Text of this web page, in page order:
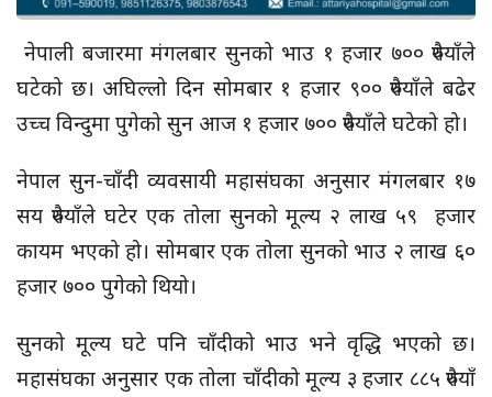
नेपाली बजारमा मंगलबार सुनको भाउ १ हजार ७०० रुपैयाँले
घटेको छ। अघिल्लो दिन सोमबार १ हजार ९०० रुपैयाँले बढेर
उच्च विन्दुमा पुगेको सुन आज १ हजार ७०० रुपैयाँले घटेको हो।
नेपाल सुन-चाँदी व्यवसायी महासंघका अनुसार मंगलबार १७
सय रुपैयाँले घटेर एक तोला सुनको मूल्य २ लाख ५९ हजार
कायम भएको हो। सोमबार एक तोला सुनको भाउ २ लाख ६०
हजार ७०० पुगेको थियो।
सुनको मूल्य घटे पनि चाँदीको भाउ भने वृद्धि भएको छ।
महासंघका अनुसार एक तोला चाँदीको मूल्य ३ हजार ८८५ रुपैयाँ